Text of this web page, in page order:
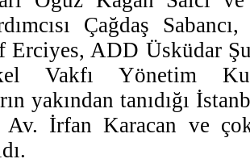
Çağdaş
Erciyes, ADD Üsküdar
Vakfı Yönetim
yakından tanıdığı
Av. İrfan Karacan ve